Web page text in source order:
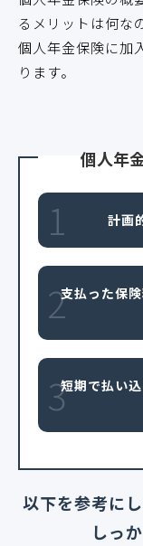
るメリットは何な
個人年金保険に加
ります。
個人年
1 計画
2支払った保
3短期で払い
以下を参考に
しっ